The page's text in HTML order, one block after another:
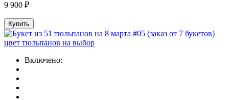
9 900 ₽
Купить
Включено: